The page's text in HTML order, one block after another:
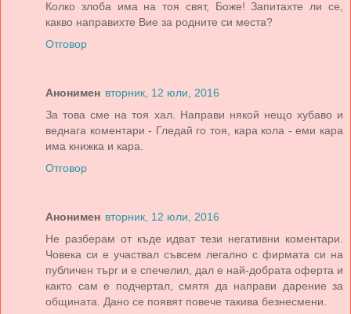
Колко злоба има на тоя свят, Боже! Запитахте ли се,
какво направихте Вие за родните си места?
Отговор
Анонимен вторник, 12 юли, 2016
За това сме на тоя хал. Направи някой нещо хубаво и
веднага коментари - Гледай го тоя, кара кола - еми кара
има книжка и кара.
Отговор
Анонимен вторник, 12 юли, 2016
Не разберам от къде идват тези негативни коментари.
Човека си е участвал съвсем легално с фирмата си на
публичен търг и е спечелил, дал е най-добрата оферта и
както сам е подчертал, смятя да направи дарение за
общината. Дано се появят повече такива безнесмени.